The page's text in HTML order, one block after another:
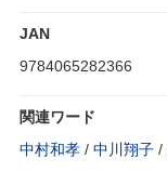
JAN
9784065282366
関連ワード
中村和孝 / 中川翔子 /